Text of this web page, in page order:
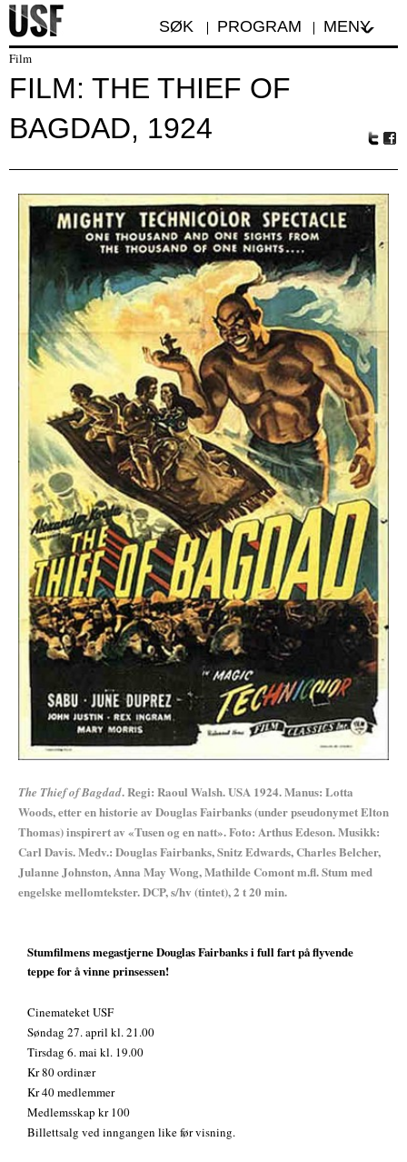
SØK PROGRAM MENY
Film
FILM: THE THIEF OF
BAGDAD, 1924
r
oo
The Thief of Bagdad. Regi: Raoul Walsh. USA 1924. Manus: Lotta
Woods, etter en historie av Douglas Fairbanks (under pseudonymet Elton
Thomas) inspirert av «Tusen og en natt». Foto: Arthus Edeson. Musikk:
Carl Davis. Medv.: Douglas Fairbanks, Snitz Edwards, Charles Belcher,
Julanne Johnston, Anna May Wong, Mathilde Comont m.fl. Stum med
engelske mellomtekster. DCP, s/hv (tintet), 2 t 20 min.
Stumfilmens megastjerne Douglas Fairbanks i full fart på flyvende
teppe for å vinne prinsessen!
Cinemateket USF
Søndag 27. april kl. 21.00
Tirsdag 6. mai kl. 19.00
Kr 80 ordinær
Kr 40 medlemmer
Medlemsskap kr 100
Billettsalg ved inngangen like før visning.